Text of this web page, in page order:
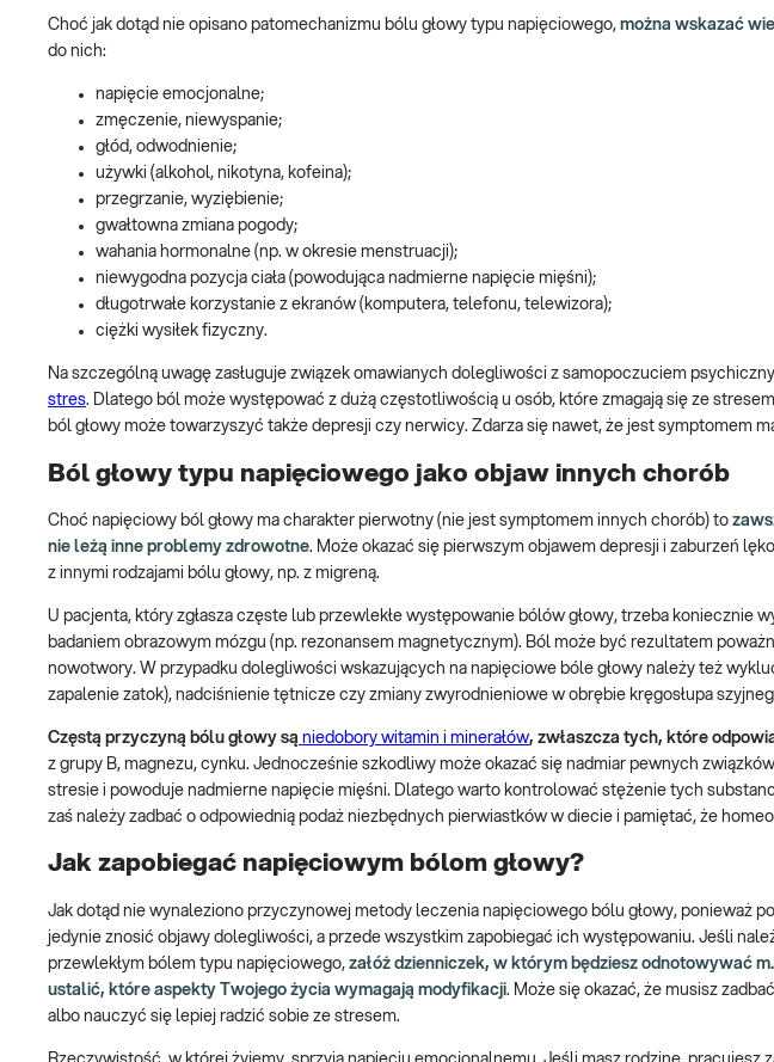
Choć jak dotąd nie opisano patomechanizmu bólu głowy typu napięciowego, można wskazać
do nich:
napięcie emocjonalne;
zmęczenie, niewyspanie;
głód, odwodnienie;
używki (alkohol, nikotyna, kofeina);
przegrzanie, wyziębienie;
gwałtowna zmiana pogody;
wahania hormonalne (np. w okresie menstruacji);
niewygodna pozycja ciała (powodująca nadmierne napięcie mięśni);
długotrwałe korzystanie z ekranów (komputera, telefonu, telewizora);
ciężki wysiłek fizyczny.
Na szczególną uwagę zasługuje związek omawianych dolegliwości z samopoczuciem
stres. Dlatego ból może występować z dużą częstotliwością u osób, które zmagają się ze
ból głowy może towarzyszyć także depresji czy nerwicy. Zdarza się nawet, że jest symptomem
Ból głowy typu napięciowego jako objaw innych chorób
Choć napięciowy ból głowy ma charakter pierwotny (nie jest symptomem innych chorób) to
nie leżą inne problemy zdrowotne. Może okazać się pierwszym objawem depresji i zaburzeń
z innymi rodzajami bólu głowy, np. z migreną.
U pacjenta, który zgłasza częste lub przewlekłe występowanie bólów głowy, trzeba koniecznie
badaniem obrazowym mózgu (np. rezonansem magnetycznym). Ból może być rezultatem
nowotwory. W przypadku dolegliwości wskazujących na napięciowe bóle głowy należy też
zapalenie zatok), nadciśnienie tętnicze czy zmiany zwyrodnieniowe w obrębie kręgosłupa
Częstą przyczyną bólu głowy są niedobory witamin i minerałów, zwłaszcza tych, które
z grupy B, magnezu, cynku. Jednocześnie szkodliwy może okazać się nadmiar pewnych
stresie i powoduje nadmierne napięcie mięśni. Dlatego warto kontrolować stężenie tych
zaś należy zadbać o odpowiednią podaż niezbędnych pierwiastków w diecie i pamiętać, że
Jak zapobiegać napięciowym bólom głowy?
Jak dotąd nie wynaleziono przyczynowej metody leczenia napięciowego bólu głowy, ponieważ
jedynie znosić objawy dolegliwości, a przede wszystkim zapobiegać ich występowaniu. Jeśli
przewlekłym bólem typu napięciowego, załóż dzienniczek, w którym będziesz odnotowywać
ustalić, które aspekty Twojego życia wymagają modyfikacji. Może się okazać, że musisz
albo nauczyć się lepiej radzić sobie ze stresem.